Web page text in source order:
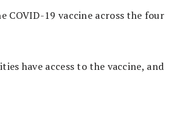
COVID-19 vaccine across the four
have access to the vaccine, and